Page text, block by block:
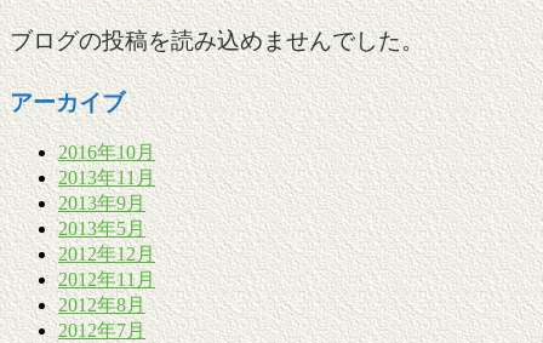
ー
ブログの投稿を読み込めませんでした。
アーカイブ
2016年10月
2013年11月
2013年9月
2013年5月
2012年12月
2012年11月
2012年8月
2012年7月